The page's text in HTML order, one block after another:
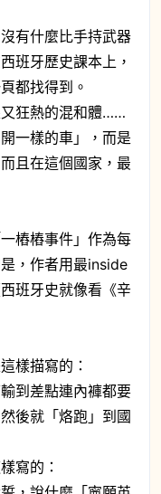
有什麼比手持武器
班牙歷史課本上，
都找得到。
狂熱的混和體……
一樣的車」，而是
且在這個國家，最
樁樁事件」作為每
，作者用最inside
班牙史就像看《辛
樣描寫的：
到差點連內褲都要
後就「烙跑」到國
寫的：